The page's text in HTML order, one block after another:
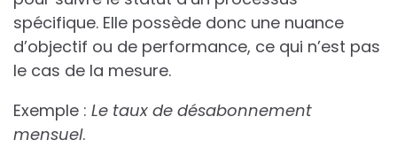
spécifique. Elle possède donc une nuance
d’objectif ou de performance, ce qui n’est pas
le cas de la mesure.
Exemple : Le taux de désabonnement
mensuel.